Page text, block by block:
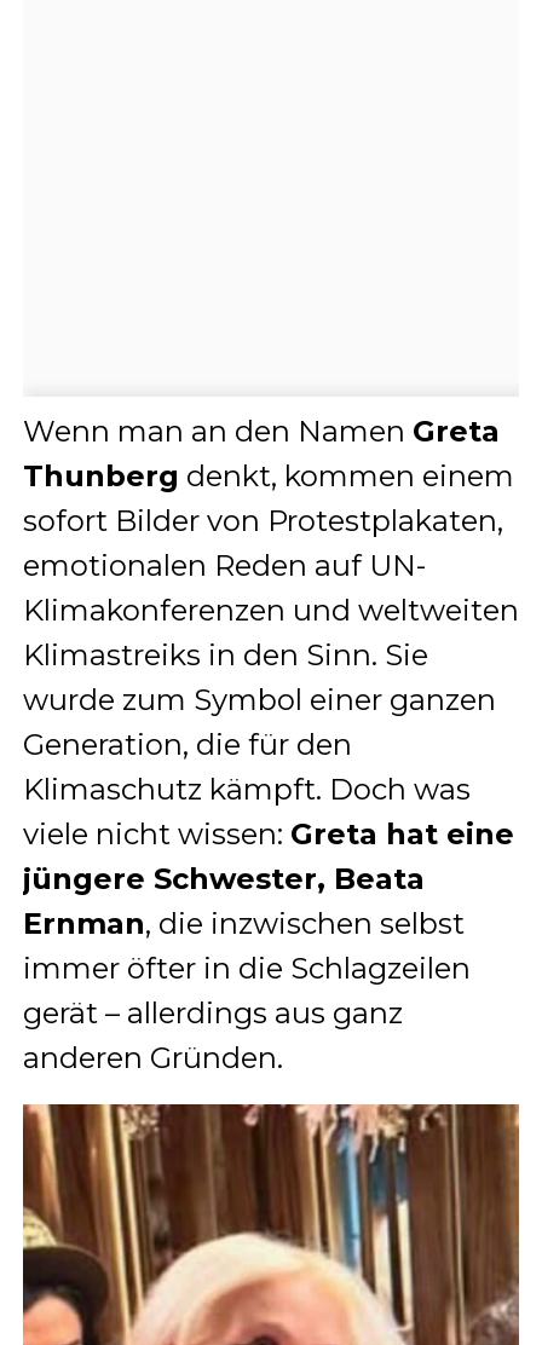
Wenn man an den Namen Greta
Thunberg denkt, kommen einem
sofort Bilder von Protestplakaten,
emotionalen Reden auf UN-
Klimakonferenzen und weltweiten
Klimastreiks in den Sinn. Sie
wurde zum Symbol einer ganzen
Generation, die für den
Klimaschutz kämpft. Doch was
viele nicht wissen: Greta hat eine
jüngere Schwester, Beata
Ernman, die inzwischen selbst
immer öfter in die Schlagzeilen
gerät – allerdings aus ganz
anderen Gründen.